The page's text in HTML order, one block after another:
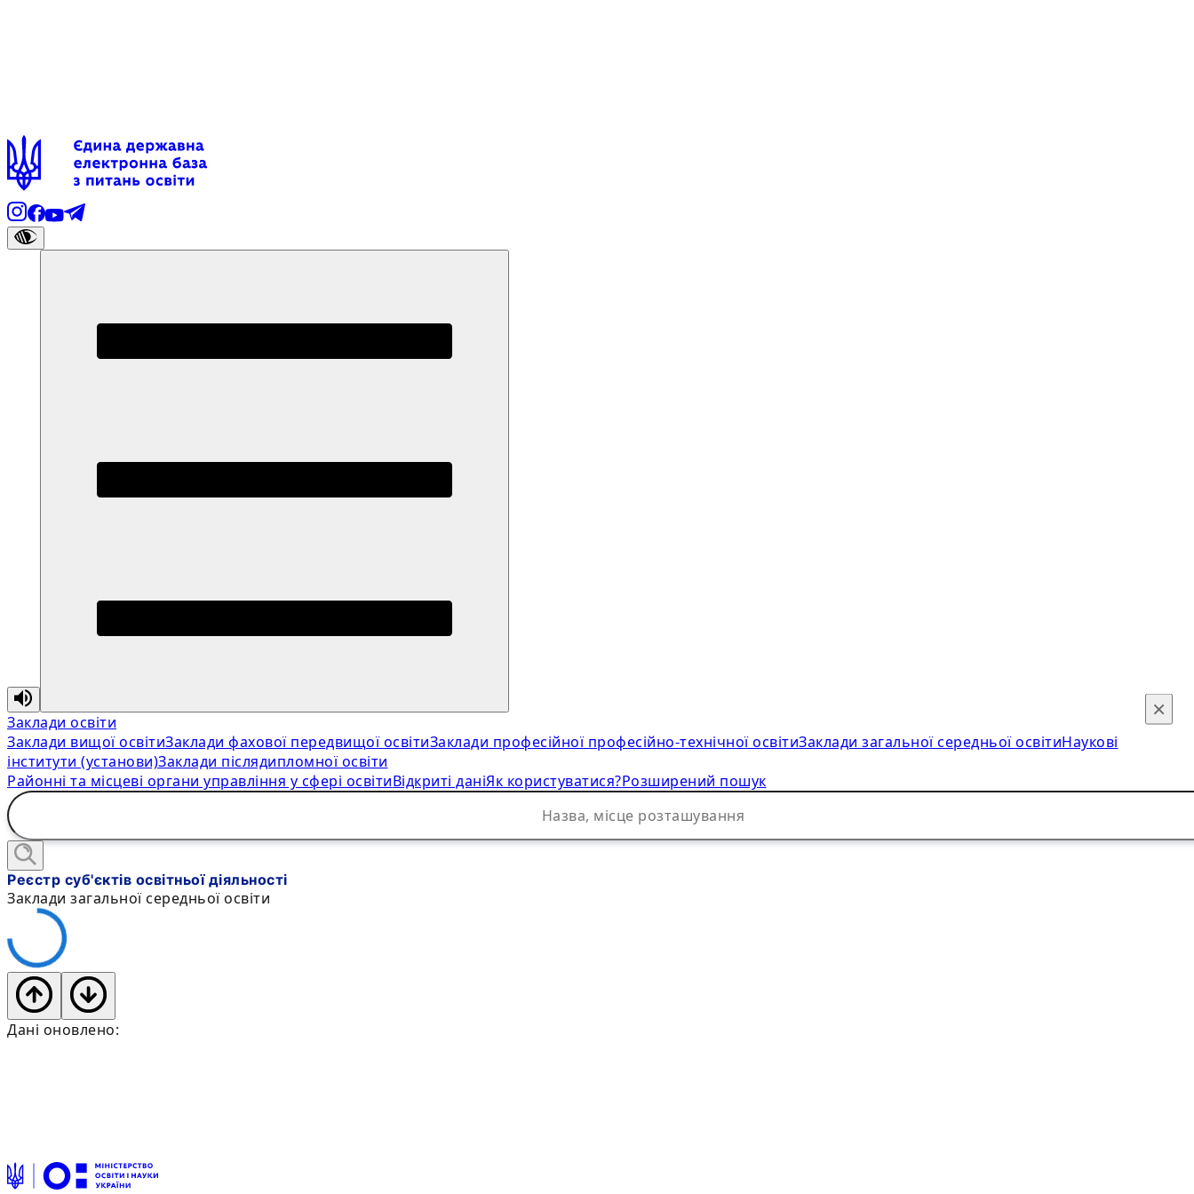
Заклади освіти
Заклади вищої освітиЗаклади фахової передвищої освітиЗаклади професійної професійно-технічної освітиЗаклади загальної середньої освітиНаукові
інститути (установи)Заклади післядипломної освіти
Районні та місцеві органи управління у сфері освітиВідкриті даніЯк користуватися?Розширений пошук
×
Реєстр суб'єктів освітньої діяльності
Заклади загальної середньої освіти
Дані оновлено: